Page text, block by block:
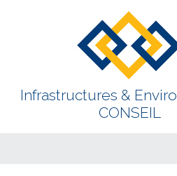
Infrastructures &
CONSEIL